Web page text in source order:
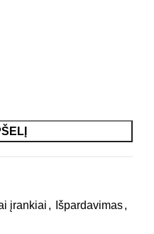
įrankiai , Išpardavimas,